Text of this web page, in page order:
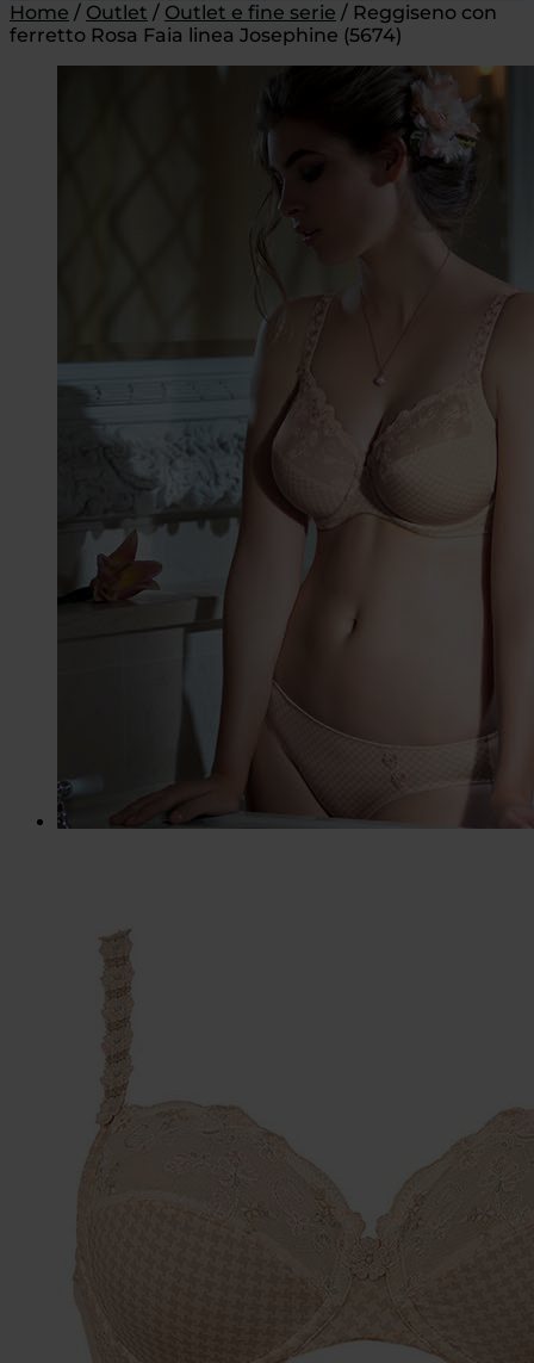
Home / Outlet / Outlet e fine serie / Reggiseno con
ferretto Rosa Faia linea Josephine (5674)